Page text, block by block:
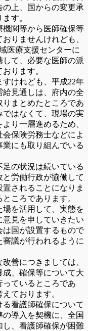
上、国からの変更承
す。
関等から医師確保等
りませんけれども、
医療支援センターに
て、必要な医師の派
ります。
けれども、平成22年
給見通しは、府内の全
まとめたところであ
ではなくて、現場の実
り一層進めるため、
保険労務士などによ
にも取り組んでいる
の状況は続いている
労働行政が協働して
されることになりま
ころであります。
を活用して、実態を
見を申していきたい
は国が設置するもので
議が行われるように
善につきましては、
、確保等について大
ているところであ
ております。
看護師確保について
導入を契機に、全国
、看護師確保が困難